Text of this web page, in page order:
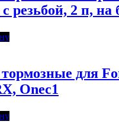
резьбой, 2 п, на
для
Onec1